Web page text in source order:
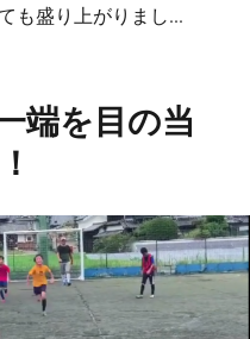
も盛り上がりまし...
端を目の当